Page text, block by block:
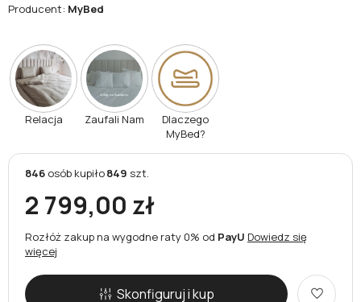
Producent: MyBed
Relacja Zaufali Nam
Dlaczego
MyBed?
846 osób kupiło849 szt.
2 799,00 zł
Rozłóż zakup na wygodne raty 0% od PayU Dowiedz się
więcej
Skonfiguruj i kup